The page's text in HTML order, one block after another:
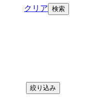
クリア
絞り込み